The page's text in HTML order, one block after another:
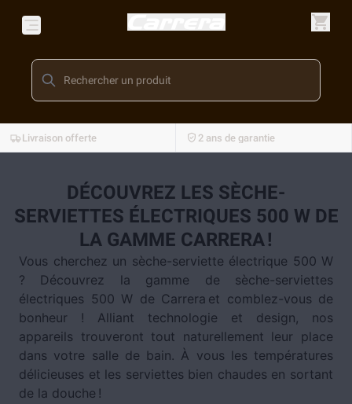
Livraison offerte 2 ans de garantie
DÉCOUVREZ LES SÈCHE-
SERVIETTES ÉLECTRIQUES 500 W DE
LA GAMME CARRERA !
Vous cherchez un sèche-serviette électrique 500 W
? Découvrez la gamme de sèche-serviettes
électriques 500 W de Carrera et comblez-vous de
bonheur ! Alliant technologie et design, nos
appareils trouveront tout naturellement leur place
dans votre salle de bain. À vous les températures
délicieuses et les serviettes bien chaudes en sortant
de la douche !